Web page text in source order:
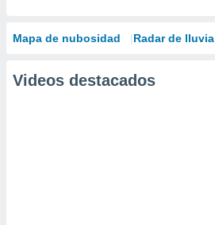
Mapa de nubosidad Radar de lluvia
Videos destacados